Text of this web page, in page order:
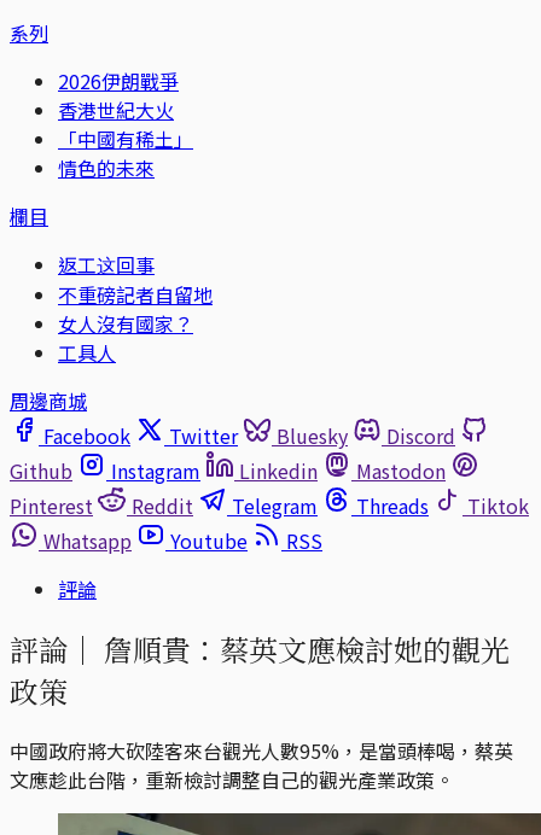
系列
2026伊朗戰爭
香港世紀大火
「中國有稀土」
情色的未來
欄目
返工这回事
不重磅記者自留地
女人沒有國家？
工具人
周邊商城
Facebook
Twitter Bluesky
Discord
Github
Instagram Linkedin
Mastodon
Pinterest
Reddit Telegram Threads
Tiktok
Whatsapp
Youtube
RSS
評論
評論｜ 詹順貴：蔡英文應檢討她的觀光
政策
中國政府將大砍陸客來台觀光人數95%，是當頭棒喝，蔡英
文應趁此台階，重新檢討調整自己的觀光產業政策。